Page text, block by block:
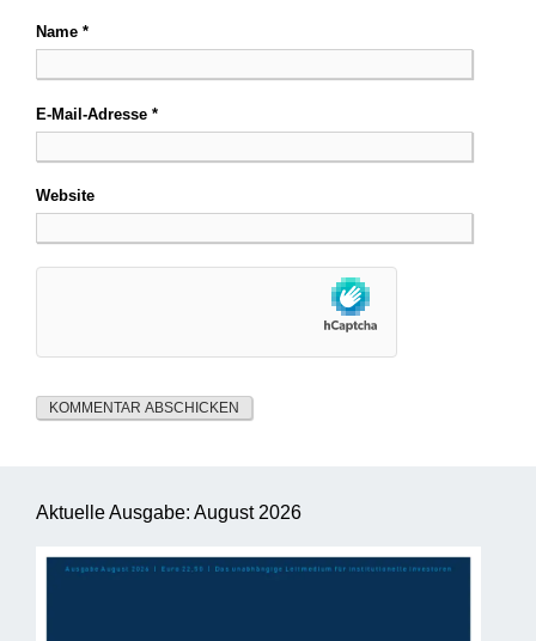
Name *
E-Mail-Adresse *
Website
Aktuelle Ausgabe: August 2026